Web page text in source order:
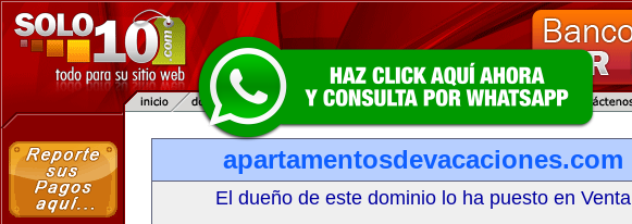
apartamentosdevacaciones.com
El dueño de este dominio lo ha puesto en Venta